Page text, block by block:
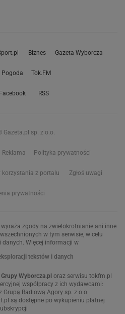
Biznes Gazeta Wyborcza
Pogoda Tok.FM
Facebook RSS
Gazeta.pl sp. z o.o.
Reklama Polityka prywatności
korzystania z portalu Zgłoś uwagi
prywatności
zgody na zwielokrotnianie ani inne
w tym serwisie, w celu
danych. Więcej informacji w
tekstów i danych
Wyborcza.pl oraz serwisu tokfm.pl
współpracy z ich wydawcami:
Grupą Radiową Agory sp. z o.o.
są dostępne po wykupieniu płatnej